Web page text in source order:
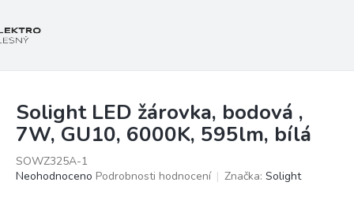
Solight LED žárovka, bodová ,
7W, GU10, 6000K, 595lm, bílá
SOWZ325A-1
Průměrné
Neohodnoceno Podrobnosti hodnocení Značka: Solight